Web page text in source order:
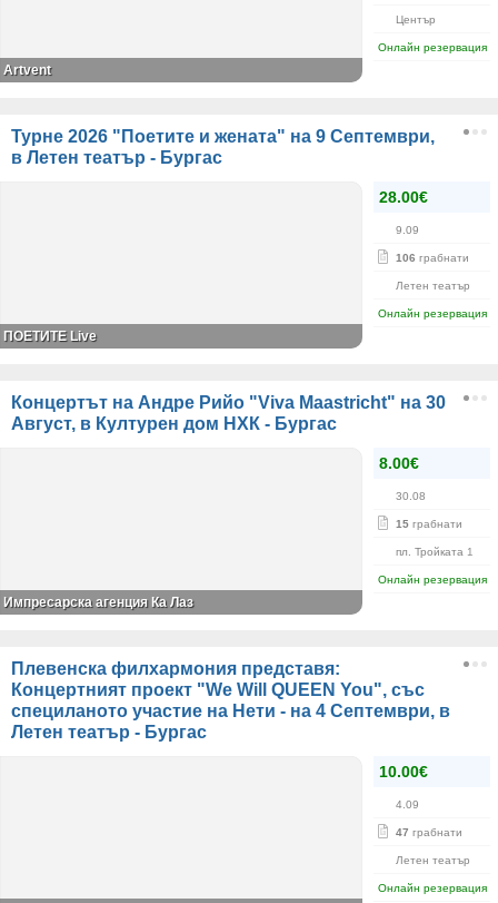
Център
Онлайн резервация
Artvent
Турне 2026 "Поетите и жената" на 9 Септември,
в Летен театър - Бургас
28.00€
9.09
106 грабнати
Летен театър
Онлайн резервация
ПОЕТИТЕ Live
Концертът на Андре Рийо "Viva Maаstricht" на 30
Август, в Културен дом НХК - Бургас
8.00€
30.08
15 грабнати
пл. Тройката 1
Онлайн резервация
Импресарска агенция Ка Лаз
Плевенска филхармония представя:
Концертният проект "We Will QUEEN You", със
специланото участие на Нети - на 4 Септември, в
Летен театър - Бургас
10.00€
4.09
47 грабнати
Летен театър
Онлайн резервация